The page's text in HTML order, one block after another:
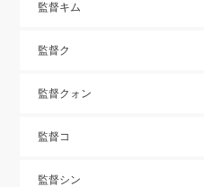
監督キム
監督ク
監督クォン
監督コ
監督シン